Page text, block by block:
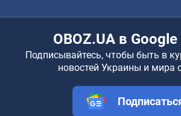
OBOZ.UA в
Подписывайтесь, чтобы быть в
новостей Украины и мира